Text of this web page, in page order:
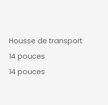
Housse de transport
14 pouces
14 pouces